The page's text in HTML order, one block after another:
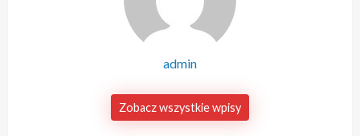
admin
Zobacz wszystkie wpisy